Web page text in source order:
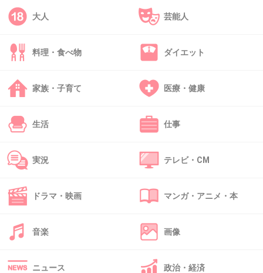
これっ新居かなぁ～!?
良い所に住んでるな～
42. 匿名 2013/09/11(水) 16:17:46
保田太った？
二の腕むちむちしすぎやない？
43. 匿名
二の腕ヤバイ
大人 芸能人
料理・食べ物 ダイエット
家族・子育て 医療・健康
生活 仕事
実況 テレビ・CM
ドラマ・映画 マンガ・アニメ・本
音楽 画像
ニュース 政治・経済